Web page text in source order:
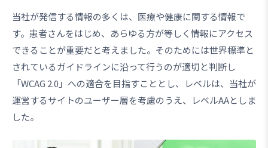
当社が発信する情報の多くは、医療や健康に関する情報で
す。患者さんをはじめ、あらゆる方が等しく情報にアクセス
できることが重要だと考えました。そのためには世界標準と
されているガイドラインに沿って行うのが適切と判断し
「WCAG 2.0」への適合を目指すこととし、レベルは、当社が
運営するサイトのユーザー層を考慮のうえ、レベルAAとしま
した。